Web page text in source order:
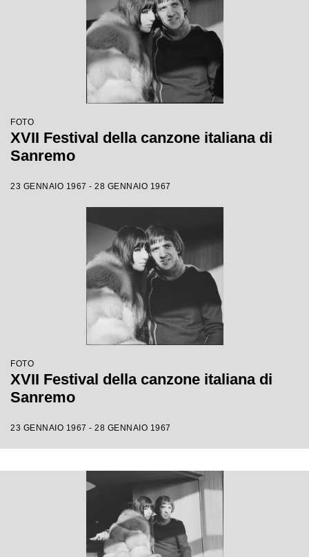
FOTO
XVII Festival della canzone italiana di
Sanremo
23 GENNAIO 1967 - 28 GENNAIO 1967
FOTO
XVII Festival della canzone italiana di
Sanremo
23 GENNAIO 1967 - 28 GENNAIO 1967